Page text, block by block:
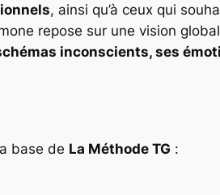
, ainsi qu’à ceux qui
repose sur une vision
inconscients, ses
base de La Méthode TG :